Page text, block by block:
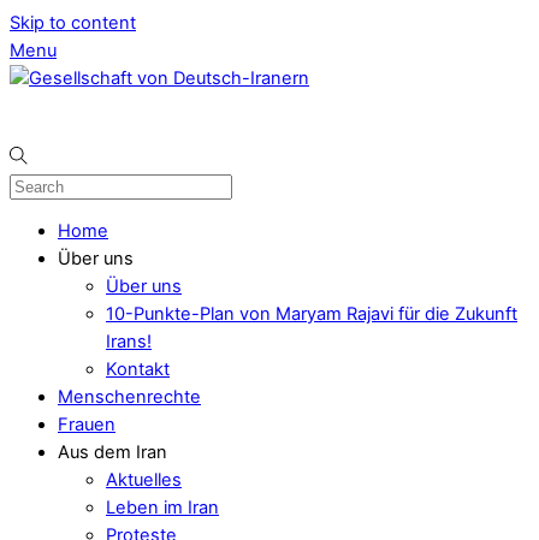
Skip to content
Menu
Home
Über uns
Über uns
10-Punkte-Plan von Maryam Rajavi für die Zukunft
Irans!
Kontakt
Menschenrechte
Frauen
Aus dem Iran
Aktuelles
Leben im Iran
Proteste